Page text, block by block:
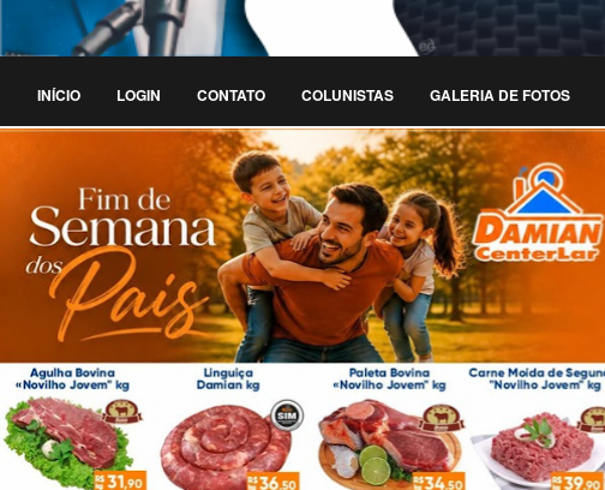
INÍCIO LOGIN CONTATO COLUNISTAS GALERIA DE FOTOS